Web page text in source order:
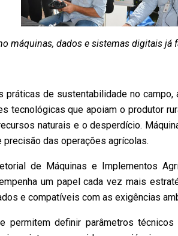
máquinas, dados e sistemas digitais
práticas de sustentabilidade no
tecnológicas que apoiam o produtor
naturais e o desperdício.
das operações agrícolas.
de Máquinas e Implementos
um papel cada vez mais
e compatíveis com as exigências
permitem definir parâmetros